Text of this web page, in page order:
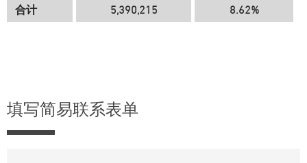
合计 5,390,215 8.62%
填写简易联系表单